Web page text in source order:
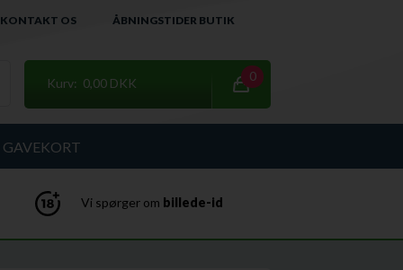
KONTAKT OS ÅBNINGSTIDER BUTIK
Kurv: 0,00 DKK 0
GAVEKORT
Vi spørger om billede-id